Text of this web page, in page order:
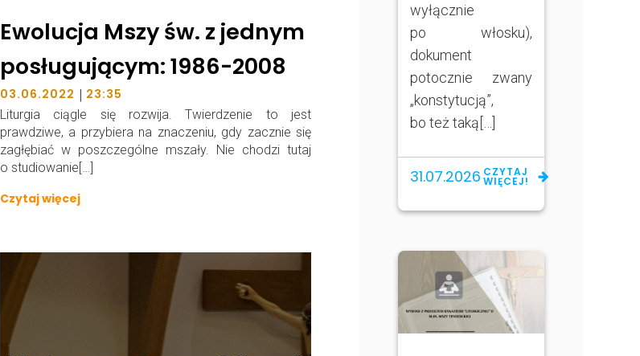
Ewolucja Mszy św. z jednym
posługującym: 1986-2008
03.06.2022 | 23:35
Liturgia ciągle się rozwija. Twierdzenie to jest
prawdziwe, a przybiera na znaczeniu, gdy zacznie się
zagłębiać w poszczególne mszały. Nie chodzi tutaj
o studiowanie[…]
Czytaj więcej
wyłącznie
po włosku),
dokument
potocznie zwany
„konstytucją”,
bo też taką[…]
31.07.2026 CZYTAJ
WIĘCEJ!